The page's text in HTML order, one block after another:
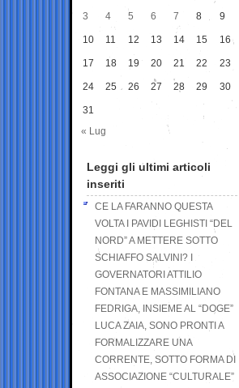
3 4 5 6 7 8 9
10 11 12 13 14 15 16
17 18 19 20 21 22 23
24 25 26 27 28 29 30
31
« Lug
Leggi gli ultimi articoli
inseriti
CE LA FARANNO QUESTA
VOLTA I PAVIDI LEGHISTI “DEL
NORD” A METTERE SOTTO
SCHIAFFO SALVINI? I
GOVERNATORI ATTILIO
FONTANA E MASSIMILIANO
FEDRIGA, INSIEME AL “DOGE”
LUCA ZAIA, SONO PRONTI A
FORMALIZZARE UNA
CORRENTE, SOTTO FORMA DI
ASSOCIAZIONE “CULTURALE”